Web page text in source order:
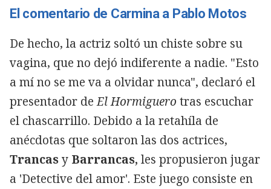
El comentario de Carmina a Pablo Motos
De hecho, la actriz soltó un chiste sobre su
vagina, que no dejó indiferente a nadie. "Esto
a mí no se me va a olvidar nunca", declaró el
presentador deEl Hormiguero tras escuchar
el chascarrillo. Debido a la retahíla de
anécdotas que soltaron las dos actrices,
Trancasy Barrancas, les propusieron jugar
a 'Detective del amor'. Este juego consiste en